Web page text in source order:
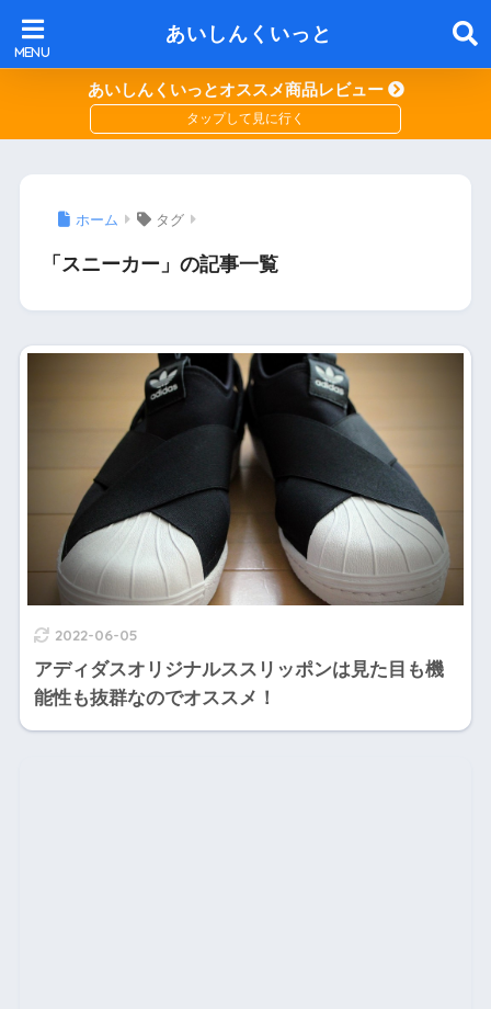
あいしんくいっと
あいしんくいっとオススメ商品レビュー
ホーム タグ
「スニーカー」の記事一覧
2022-06-05
アディダスオリジナルススリッポンは見た目も機
能性も抜群なのでオススメ！